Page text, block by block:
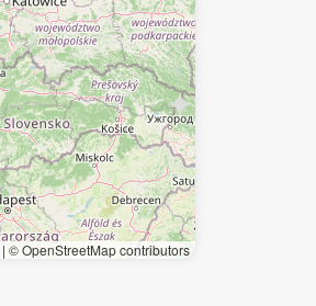
| © OpenStreetMap contributors